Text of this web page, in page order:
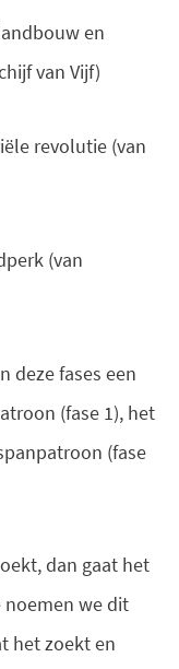
en
van Vijf)
revolutie (van
(van
deze fases een
(fase 1), het
(fase
dan gaat het
noemen we dit
het zoekt en